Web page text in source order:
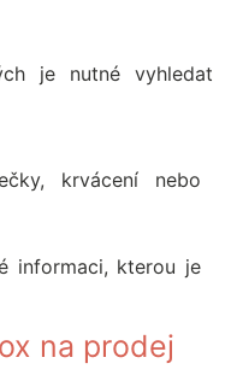
je nutné vyhledat
krvácení nebo
informaci, kterou je
na prodej